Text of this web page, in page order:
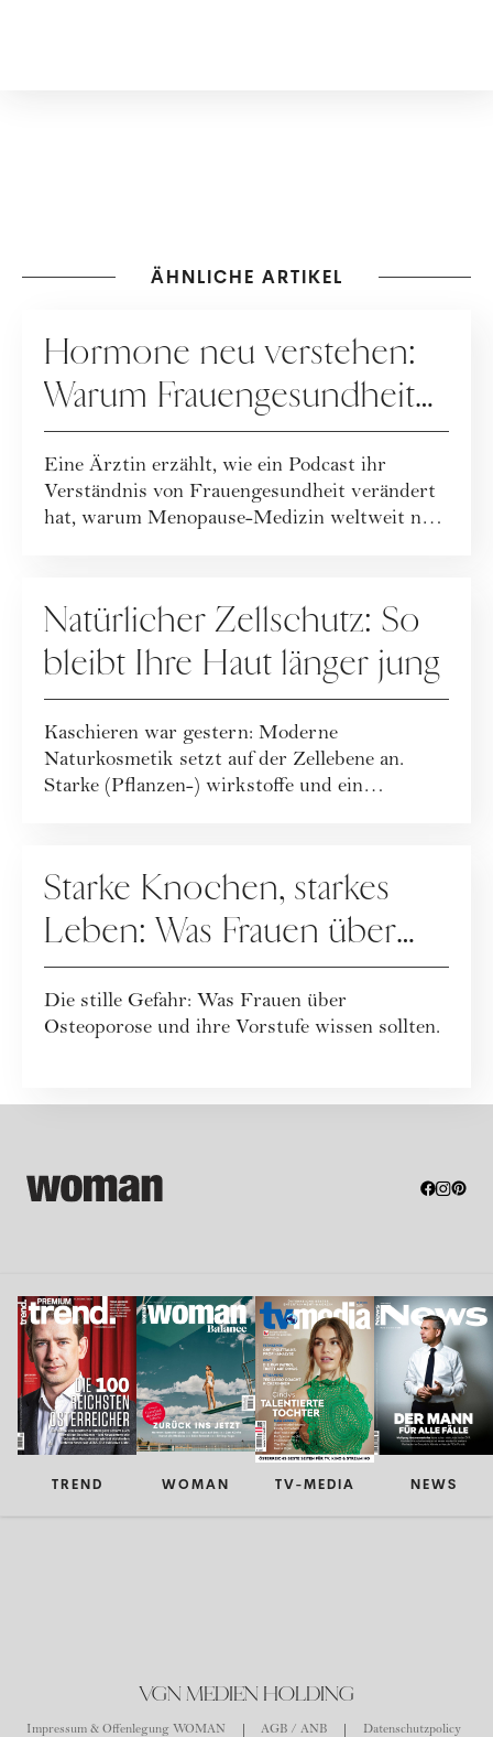
ÄHNLICHE ARTIKEL
Hormone neu verstehen:
Warum Frauengesundheit
heute neu gedacht wird
Eine Ärztin erzählt, wie ein Podcast ihr
Verständnis von Frauengesundheit verändert
hat, warum Menopause-Medizin weltweit neu
Natürlicher Zellschutz: So
bleibt Ihre Haut länger jung
Kaschieren war gestern: Moderne
Naturkosmetik setzt auf der Zellebene an.
Starke (Pflanzen-) wirkstoffe und ein
Starke Knochen, starkes
Leben: Was Frauen über
Osteoporose wissen
sollten
Die stille Gefahr: Was Frauen über
Osteoporose und ihre Vorstufe wissen sollten.
TREND WOMAN TV-MEDIA NEWS
VGN MEDIEN HOLDING
Impressum & Offenlegung WOMAN AGB / ANB Datenschutzpolicy